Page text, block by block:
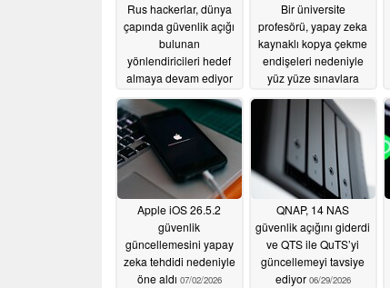
Rus hackerlar, dünya
çapında güvenlik açığı
bulunan
yönlendiricileri hedef
almaya devam ediyor
07/15/2026
Bir üniversite
profesörü, yapay zeka
kaynaklı kopya çekme
endişeleri nedeniyle
yüz yüze sınavlara
geçti; puanlar %50
düştü
07/11/2026
Apple iOS 26.5.2
güvenlik
güncellemesini yapay
zeka tehdidi nedeniyle
öne aldı 07/02/2026
QNAP, 14 NAS
güvenlik açığını giderdi
ve QTS ile QuTS’yi
güncellemeyi tavsiye
ediyor 06/29/2026